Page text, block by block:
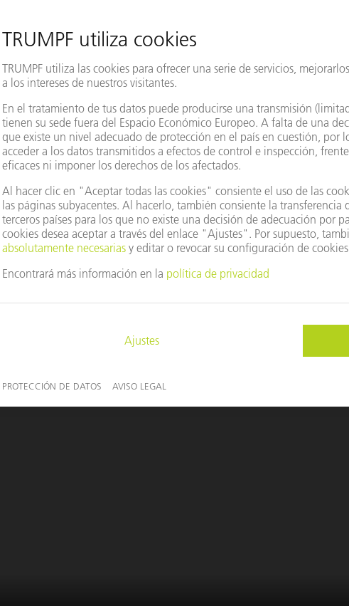
de perfil de hasta 85 mm y perfiles en C, L y U. También
de difícil acceso
de trabajo en incrementos de 45° fácilmente y sin necesidad de